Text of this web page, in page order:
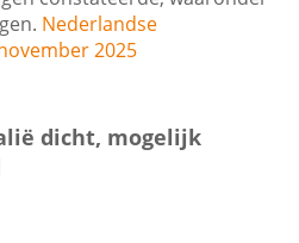
Nederlandse
2025
dicht, mogelijk